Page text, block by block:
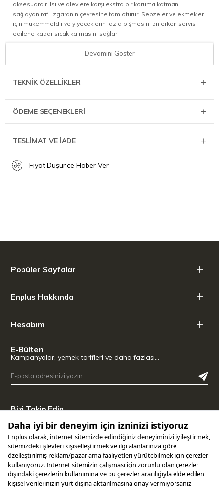
aksesuardır. Isı ve alevlere karşı ekstra bir koruma katmanı
sağlayan raf, ızgaranın çevresine tam oturur. Sebzeler ve ekmekler
için mükemmeldir ve yiyeceklerin fazla pişmesini önlerken servis
edilene kadar sıcak kalmasını sağlar.
Raf ayrıca sağlam yapısı ve pas ve korozyona dayanıklı krom
yiyeceklerinizi sıcak ve servise hazır tutarken, ızgaranızın
alevlerinden ve ısısından da koruyabilirsiniz. FUSION™ için özel
Yiyeceklerin aşırı pişmesini önlemeye yardımcı olur
Sağlam yapı
Devamını Göster
TEKNIK ÖZELLIKLER
ÖDEME SEÇENEKLERI
TESLİMAT VE İADE
Fiyat Düşünce Haber Ver
Popüler Sayfalar
Enplus Hakkında
Hesabım
E-Bülten
Kampanyalar, yemek tarifleri ve daha fazlası…
Bizi Takip Edin
Uygulamamızı İndirin